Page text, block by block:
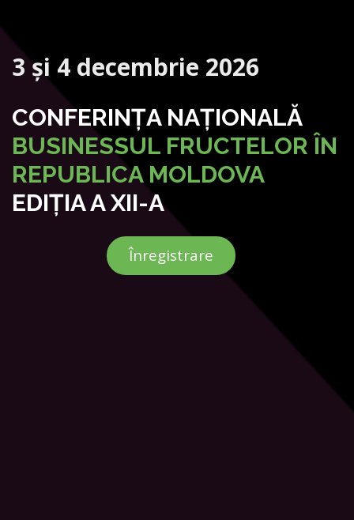
3 și 4 decembrie 2026
CONFERINȚA NAȚIONALĂ
BUSINESSUL FRUCTELOR ÎN
REPUBLICA MOLDOVA
EDIȚIA A XII-A
Înregistrare